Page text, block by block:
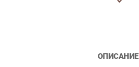
ОПИСАНИЕ